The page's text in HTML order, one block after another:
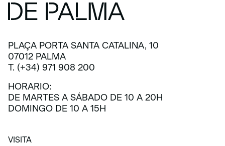
PLAÇA PORTA SANTA CATALINA, 10
07012 PALMA
T. (+34) 971 908 200
HORARIO:
DE MARTES A SÁBADO DE 10 A 20H
DOMINGO DE 10 A 15H
VISITA